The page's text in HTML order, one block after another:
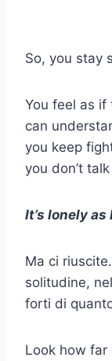
So, you stay
You feel as
can
you keep
you don’t
It’s lonely
Ma ci
solitudine,
forti di
Look how far